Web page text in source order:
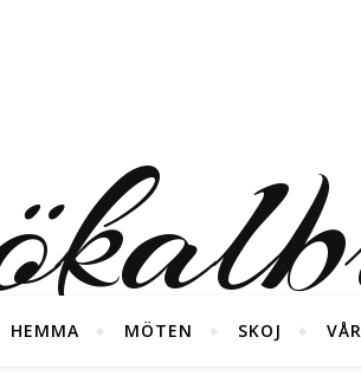
foton från våra diverse äventyr ;)
HEMMA MÖTEN SKOJ